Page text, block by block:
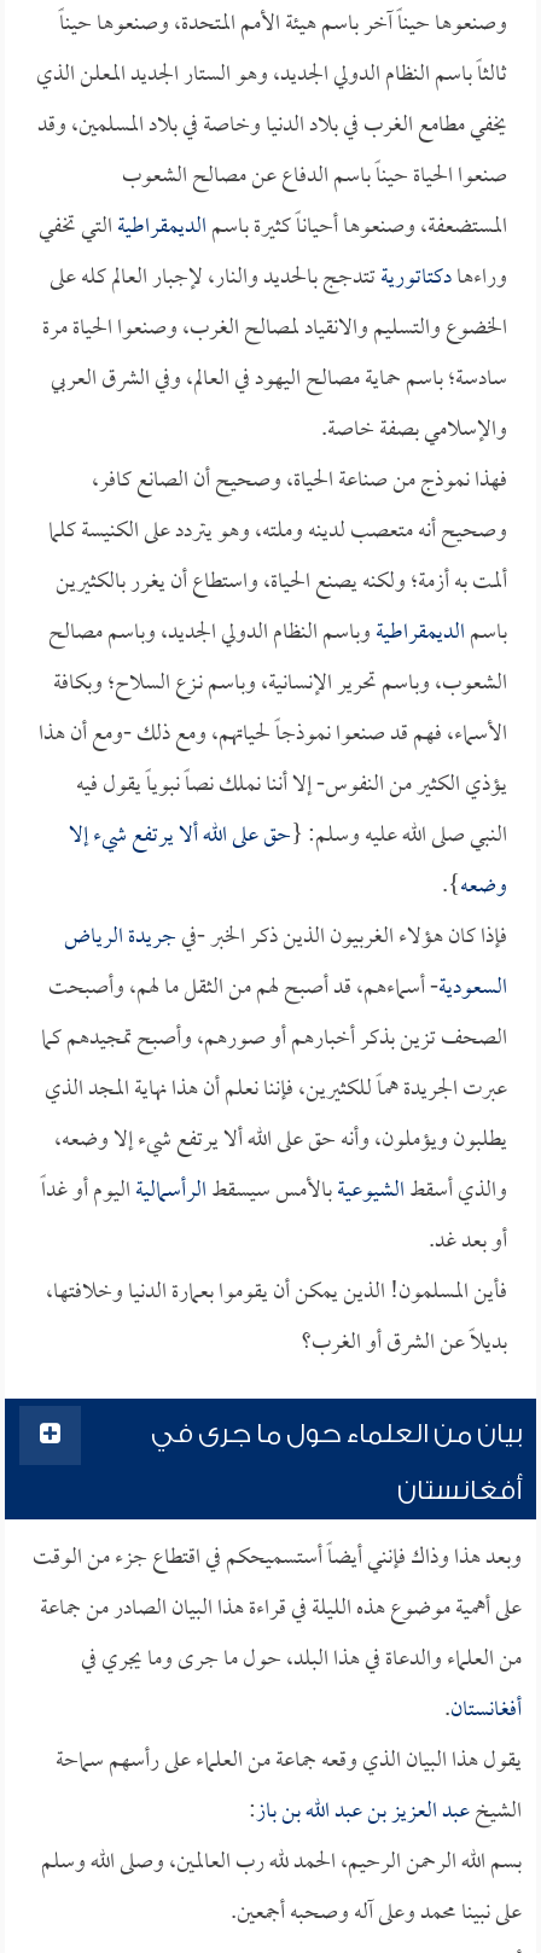
وصنعوها حيناً آخر باسم هيئة الأمم المتحدة، وصنعوها حيناً
ثالثاً باسم النظام الدولي الجديد، وهو الستار الجديد المعلن الذي
يخفي مطامع الغرب في بلاد الدنيا وخاصة في بلاد المسلمين، وقد
صنعوا الحياة حيناً باسم الدفاع عن مصالح الشعوب
المستضعفة، وصنعوها أحياناً كثيرة باسمالديمقراطيةالتي تخفي
وراءهادكتاتوريةتتدجج بالحديد والنار، لإجبار العالم كله على
الخضوع والتسليم والانقياد لمصالح الغرب، وصنعوا الحياة مرة
سادسة؛ باسم حماية مصالح اليهود في العالم، وفي الشرق العربي
والإسلامي بصفة خاصة.
فهذا نموذج من صناعة الحياة، وصحيح أن الصانع كافر،
وصحيح أنه متعصب لدينه وملته، وهو يتردد على الكنيسة كلما
ألمت به أزمة؛ ولكنه يصنع الحياة، واستطاع أن يغرر بالكثيرين
باسمالديمقراطيةوباسم النظام الدولي الجديد، وباسم مصالح
الشعوب، وباسم تحرير الإنسانية، وباسم نـزع السلاح؛ وبكافة
الأسماء، فهم قد صنعوا نموذجاً لحياتهم، ومع ذلك -ومع أن هذا
يؤذي الكثير من النفوس- إلا أننا نملك نصاً نبوياً يقول فيه
النبي صلى الله عليه وسلم: {حق على الله ألا يرتفع شيء إلا
وضعه}.
فإذا كان هؤلاء الغربيون الذين ذكر الخبر -فيجريدة الرياض
السعودية- أسماءهم، قد أصبح لهم من الثقل ما لهم، وأصبحت
الصحف تزين بذكر أخبارهم أو صورهم، وأصبح تمجيدهم كما
عبرت الجريدة هماً للكثيرين، فإننا نعلم أن هذا نهاية المجد الذي
يطلبون ويؤملون، وأنه حق على الله ألا يرتفع شيء إلا وضعه،
والذي أسقطالشيوعيةبالأمس سيسقطالرأسماليةاليوم أو غداً
أو بعد غد.
فأين المسلمون! الذين يمكن أن يقوموا بعمارة الدنيا وخلافتها،
بديلاً عن الشرق أو الغرب؟
بيان من العلماء حول ما جرى في
أفغانستان
وبعد هذا وذاك فإنني أيضاً أستسميحكم في اقتطاع جزء من الوقت
على أهمية موضوع هذه الليلة في قراءة هذا البيان الصادر من جماعة
من العلماء والدعاة في هذا البلد، حول ما جرى وما يجري في
أفغانستان.
يقول هذا البيان الذي وقعه جماعة من العلماء على رأسهم سماحة
الشيخعبد العزيز بن عبد الله بن باز:
بسم الله الرحمن الرحيم، الحمد لله رب العالمين، وصلى الله وسلم
على نبينا محمد وعلى آله وصحبه أجمعين.